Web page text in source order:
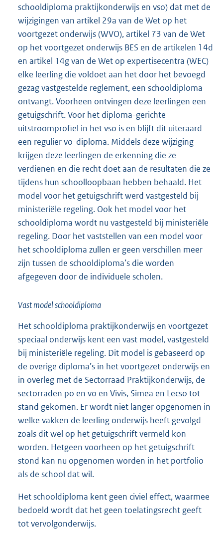
schooldiploma praktijkonderwijs en vso) dat met de
wijzigingen van artikel 29a van de Wet op het
voortgezet onderwijs (WVO), artikel 73 van de Wet
op het voortgezet onderwijs BES en de artikelen 14d
en artikel 14g van de Wet op expertisecentra (WEC)
elke leerling die voldoet aan het door het bevoegd
gezag vastgestelde reglement, een schooldiploma
ontvangt. Voorheen ontvingen deze leerlingen een
getuigschrift. Voor het diploma-gerichte
uitstroomprofiel in het vso is en blijft dit uiteraard
een regulier vo-diploma. Middels deze wijziging
krijgen deze leerlingen de erkenning die ze
verdienen en die recht doet aan de resultaten die ze
tijdens hun schoolloopbaan hebben behaald. Het
model voor het getuigschrift werd vastgesteld bij
ministeriële regeling. Ook het model voor het
schooldiploma wordt nu vastgesteld bij ministeriële
regeling. Door het vaststellen van een model voor
het schooldiploma zullen er geen verschillen meer
zijn tussen de schooldiploma’s die worden
afgegeven door de individuele scholen.
Vast model schooldiploma
Het schooldiploma praktijkonderwijs en voortgezet
speciaal onderwijs kent een vast model, vastgesteld
bij ministeriële regeling. Dit model is gebaseerd op
de overige diploma’s in het voortgezet onderwijs en
in overleg met de Sectorraad Praktijkonderwijs, de
sectorraden po en vo en Vivis, Simea en Lecso tot
stand gekomen. Er wordt niet langer opgenomen in
welke vakken de leerling onderwijs heeft gevolgd
zoals dit wel op het getuigschrift vermeld kon
worden. Hetgeen voorheen op het getuigschrift
stond kan nu opgenomen worden in het portfolio
als de school dat wil.
Het schooldiploma kent geen civiel effect, waarmee
bedoeld wordt dat het geen toelatingsrecht geeft
tot vervolgonderwijs.